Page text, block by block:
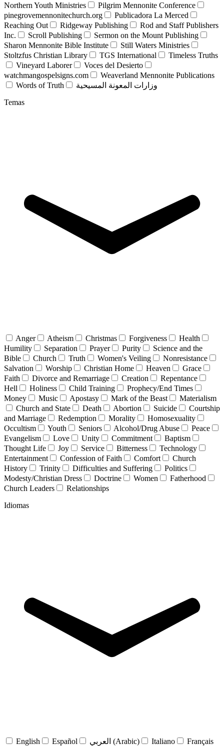
Northern Youth Ministries
Pilgrim Mennonite Conference
pinegrovemennonitechurch.org
Publicadora La Merced
Reaching Out
Ridgeway Publishing
Rod and Staff Publishers
Inc.
Scroll Publishing
Sermon on the Mount Publishing
Sharon Mennonite Bible Institute
Still Waters Ministries
Stoltzfus Christian Library
TGS International
Timeless Truths
Vineyard Laborer
Voces del Desierto
watchmangospelsigns.com
Weaverland Mennonite Publications
Words of Truth
وزارات المعونة المسيحية
Temas
Anger Atheism Christmas Forgiveness
Health
Humility
Separation Prayer Purity
Science and the
Bible
Church Truth Women's Veiling
Nonresistance
Salvation
Worship Christian Home Heaven
Grace
Faith
Divorce and Remarriage Creation
Repentance
Hell
Holiness Child Training
Prophecy/End Times
Money
Music Apostasy Mark of the Beast
Materialism
Church and State
Death Abortion Suicide
Courtship
and Marriage
Redemption Morality
Homosexuality
Occultism
Youth Seniors Alcohol/Drug Abuse
Peace
Evangelism
Love Unity Commitment
Baptism
Thought Life
Joy Service Bitterness
Technology
Entertainment
Confession of Faith Comfort
Church
History
Trinity Difficulties and Suffering
Politics
Modesty/Christian Dress
Doctrine Women
Fatherhood
Church Leaders
Relationships
Idiomas
English Español العربي (Arabic) Italiano
Français